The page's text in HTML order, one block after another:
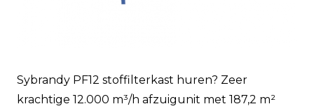
Sybrandy PF12 stoffilterkast huren? Zeer
krachtige 12.000 m³/h afzuigunit met 187,2 m²